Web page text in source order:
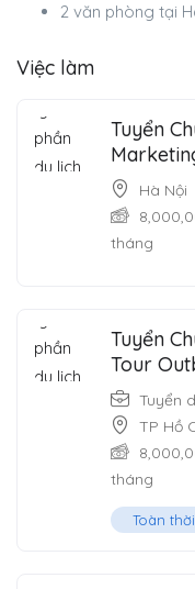
2 văn phòng tại
Việc làm
Tuyển
Hà Nội
tháng
Tuyển
Tour
Tuyển
TP Hồ
tháng
Toàn